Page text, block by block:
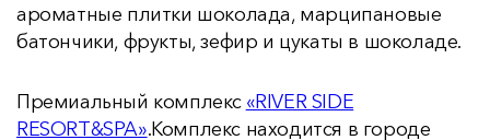
ароматные плитки шоколада, марципановые
батончики, фрукты, зефир и цукаты в шоколаде.
Премиальный комплекс «RIVER SIDE
RESORT&SPA».Комплекс находится в городе